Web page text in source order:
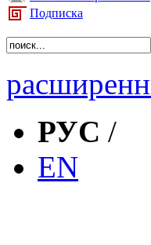
Подписка
РУС /
EN